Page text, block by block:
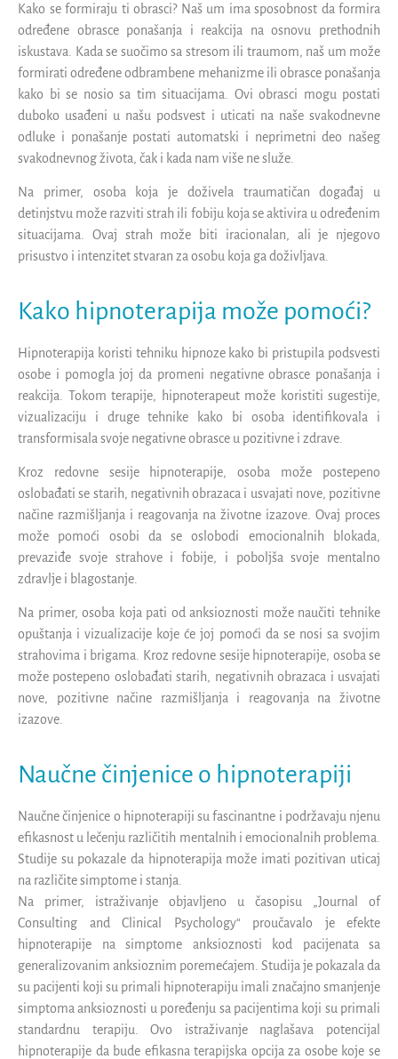
Kako se formiraju ti obrasci? Naš um ima sposobnost da formira
određene obrasce ponašanja i reakcija na osnovu prethodnih
iskustava. Kada se suočimo sa stresom ili traumom, naš um može
formirati određene odbrambene mehanizme ili obrasce ponašanja
kako bi se nosio sa tim situacijama. Ovi obrasci mogu postati
duboko usađeni u našu podsvest i uticati na naše svakodnevne
odluke i ponašanje postati automatski i neprimetni deo našeg
svakodnevnog života, čak i kada nam više ne služe.
Na primer, osoba koja je doživela traumatičan događaj u
detinjstvu može razviti strah ili fobiju koja se aktivira u određenim
situacijama. Ovaj strah može biti iracionalan, ali je njegovo
prisustvo i intenzitet stvaran za osobu koja ga doživljava.
Kako hipnoterapija može pomoći?
Hipnoterapija koristi tehniku hipnoze kako bi pristupila podsvesti
osobe i pomogla joj da promeni negativne obrasce ponašanja i
reakcija. Tokom terapije, hipnoterapeut može koristiti sugestije,
vizualizaciju i druge tehnike kako bi osoba identifikovala i
transformisala svoje negativne obrasce u pozitivne i zdrave.
Kroz redovne sesije hipnoterapije, osoba može postepeno
oslobađati se starih, negativnih obrazaca i usvajati nove, pozitivne
načine razmišljanja i reagovanja na životne izazove. Ovaj proces
može pomoći osobi da se oslobodi emocionalnih blokada,
prevaziđe svoje strahove i fobije, i poboljša svoje mentalno
zdravlje i blagostanje.
Na primer, osoba koja pati od anksioznosti može naučiti tehnike
opuštanja i vizualizacije koje će joj pomoći da se nosi sa svojim
strahovima i brigama. Kroz redovne sesije hipnoterapije, osoba se
može postepeno oslobađati starih, negativnih obrazaca i usvajati
nove, pozitivne načine razmišljanja i reagovanja na životne
izazove.
Naučne činjenice o hipnoterapiji
Naučne činjenice o hipnoterapiji su fascinantne i podržavaju njenu
efikasnost u lečenju različitih mentalnih i emocionalnih problema.
Studije su pokazale da hipnoterapija može imati pozitivan uticaj
na različite simptome i stanja.
Na primer, istraživanje objavljeno u časopisu „Journal of
Consulting and Clinical Psychology“ proučavalo je efekte
hipnoterapije na simptome anksioznosti kod pacijenata sa
generalizovanim anksioznim poremećajem. Studija je pokazala da
su pacijenti koji su primali hipnoterapiju imali značajno smanjenje
simptoma anksioznosti u poređenju sa pacijentima koji su primali
standardnu terapiju. Ovo istraživanje naglašava potencijal
hipnoterapije da bude efikasna terapijska opcija za osobe koje se